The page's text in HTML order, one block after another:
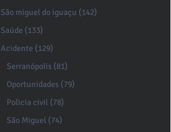
São miguel do iguaçu (142)
Saúde (133)
Acidente (129)
Serranópolis (81)
Oportunidades (79)
Policia civil (78)
São Miguel (74)